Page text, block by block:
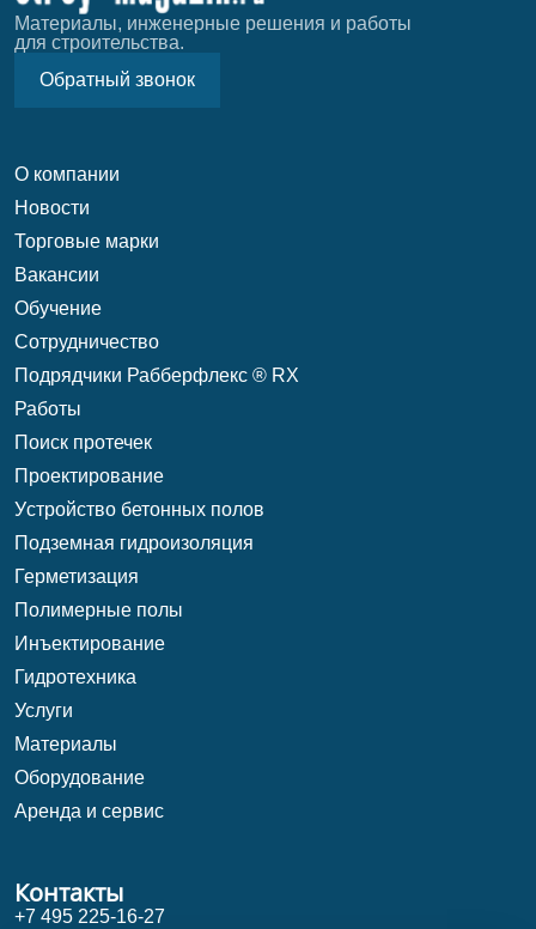
Материалы, инженерные решения и работы
для строительства.
Обратный звонок
О компании
Новости
Торговые марки
Вакансии
Обучение
Сотрудничество
Подрядчики Рабберфлекс ® RX
Работы
Поиск протечек
Проектирование
Уcтройство бетонных полов
Подземная гидроизоляция
Герметизация
Полимерные полы
Инъектирование
Гидротехника
Услуги
Материалы
Оборудование
Аренда и сервис
Контакты
+7 495 225-16-27